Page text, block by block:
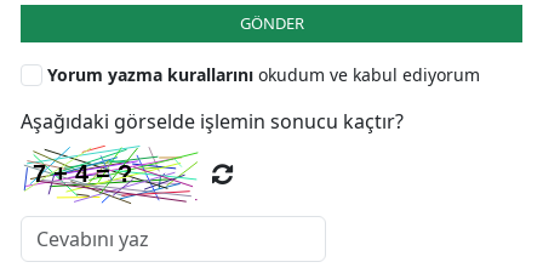
GÖNDER
Yorum yazma kurallarını okudum ve kabul ediyorum
Aşağıdaki görselde işlemin sonucu kaçtır?